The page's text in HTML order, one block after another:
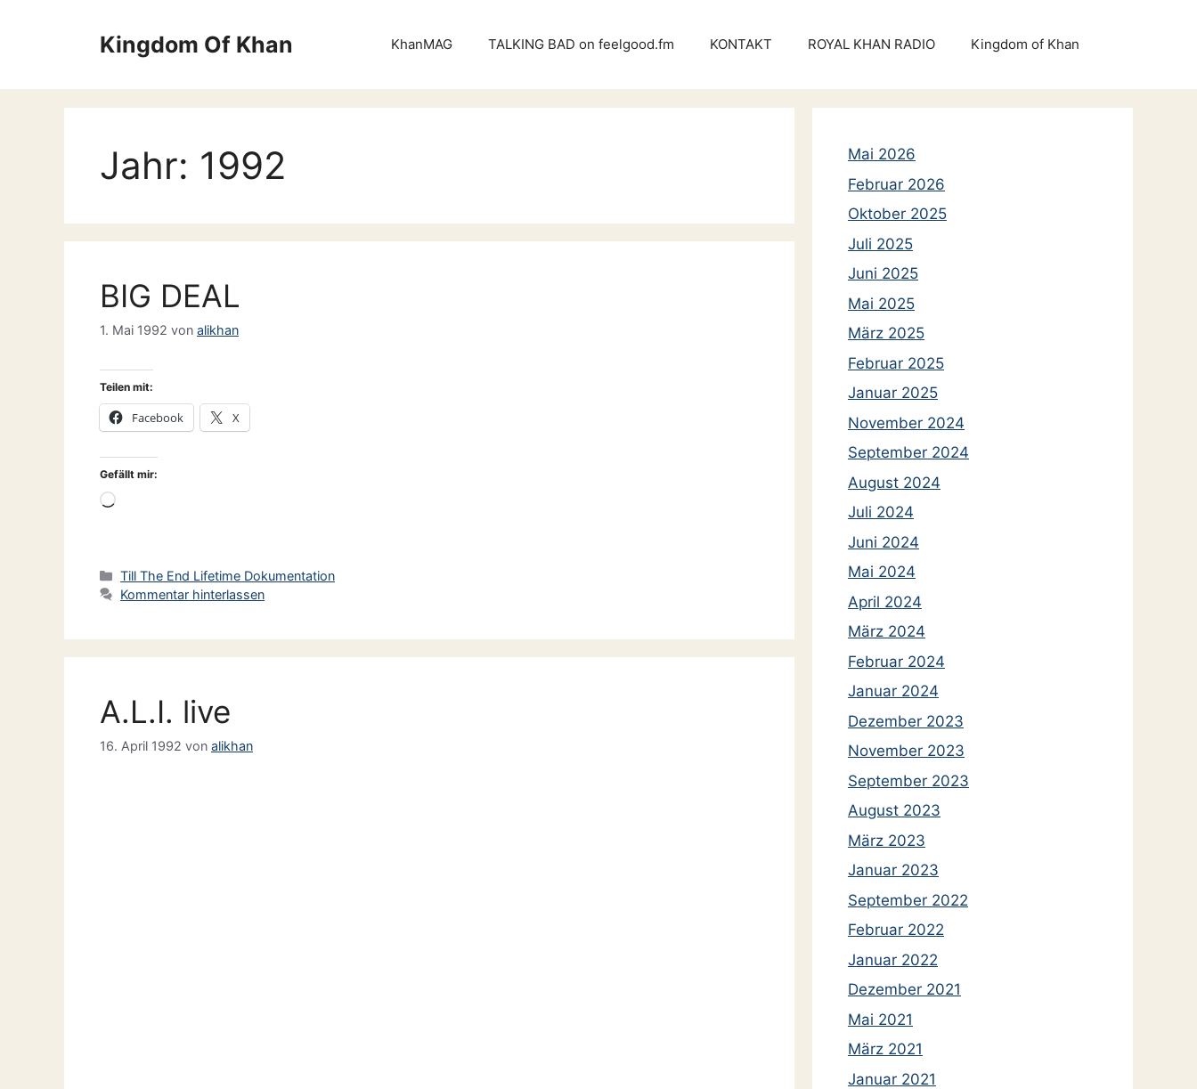
Kingdom Of Khan KhanMAG TALKING BAD on feelgood.fm KONTAKT ROYAL KHAN RADIO Kingdom of Khan
Jahr: 1992
BIG DEAL
1. Mai 1992 von alikhan
Teilen mit:
Facebook X
Gefällt mir:
Wird
Kategorien
Till The End Lifetime Dokumentation
Kommentar hinterlassen
A.L.I. live
16. April 1992 von alikhan
Mai 2026
Februar 2026
Oktober 2025
Juli 2025
Juni 2025
Mai 2025
März 2025
Februar 2025
Januar 2025
November 2024
September 2024
August 2024
Juli 2024
Juni 2024
Mai 2024
April 2024
März 2024
Februar 2024
Januar 2024
Dezember 2023
November 2023
September 2023
August 2023
März 2023
Januar 2023
September 2022
Februar 2022
Januar 2022
Dezember 2021
Mai 2021
März 2021
Januar 2021